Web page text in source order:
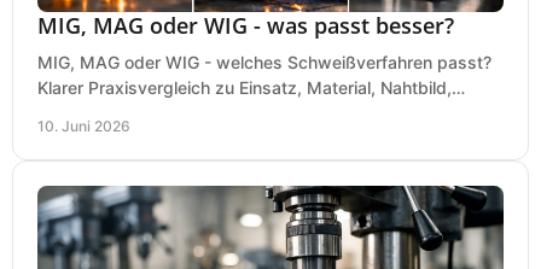
MIG, MAG oder WIG - was passt besser?
MIG, MAG oder WIG - welches Schweißverfahren passt?
Klarer Praxisvergleich zu Einsatz, Material, Nahtbild,
10. Juni 2026